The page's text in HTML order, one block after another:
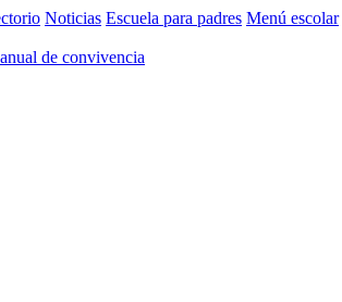
Noticias Escuela para padres Menú escolar
de convivencia